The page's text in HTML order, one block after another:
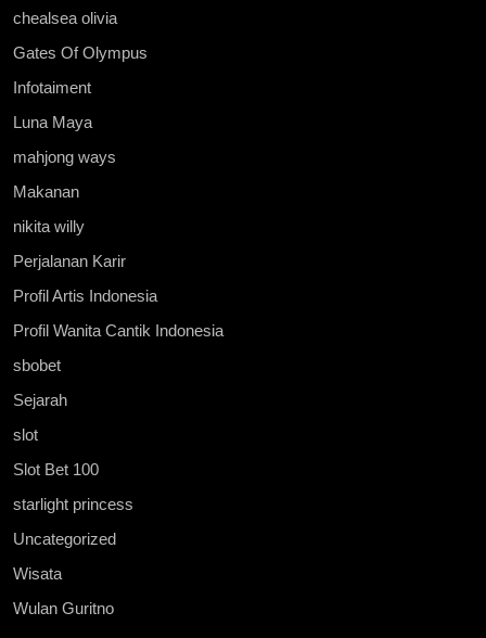
chealsea olivia
Gates Of Olympus
Infotaiment
Luna Maya
mahjong ways
Makanan
nikita willy
Perjalanan Karir
Profil Artis Indonesia
Profil Wanita Cantik Indonesia
sbobet
Sejarah
slot
Slot Bet 100
starlight princess
Uncategorized
Wisata
Wulan Guritno